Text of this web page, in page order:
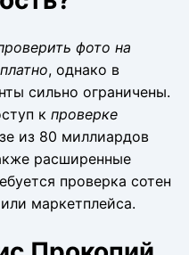
фото на
, однако в
сильно ограничены.
к проверке
из 80 миллиардов
расширенные
проверка сотен
маркетплейса.